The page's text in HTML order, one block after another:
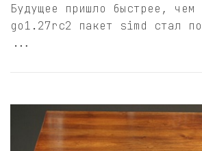
Будущее пришло быстрее,
go1.27rc2 пакет simd стал
...